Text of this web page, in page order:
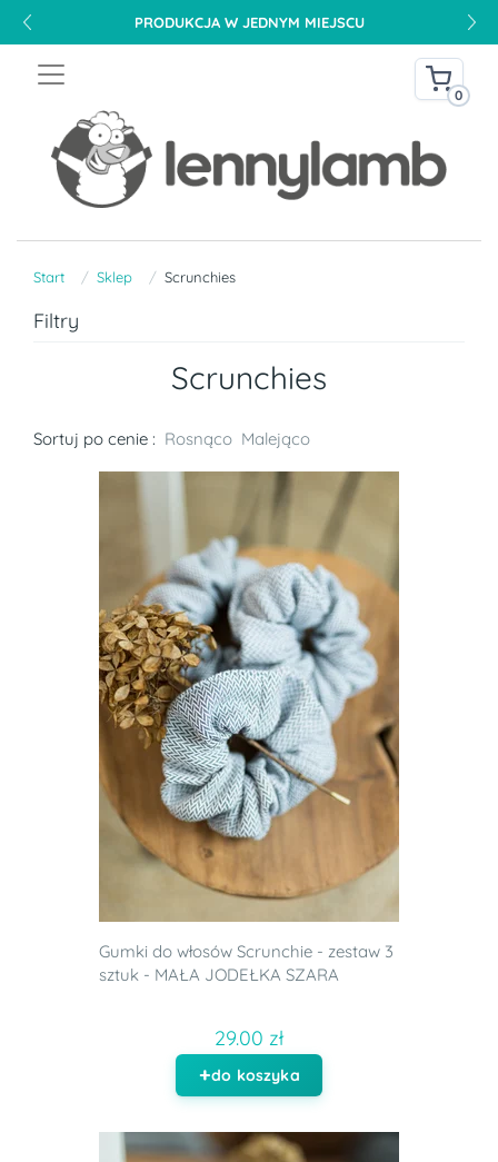
PRODUKCJA W JEDNYM MIEJSCU
0
Start Sklep Scrunchies
Filtry
Scrunchies
Sortuj po cenie : Rosnąco Malejąco
Gumki do włosów Scrunchie - zestaw 3
sztuk - MAŁA JODEŁKA SZARA
29.00 zł
do koszyka